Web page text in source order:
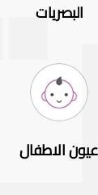
البصريات
عيون الاطفال